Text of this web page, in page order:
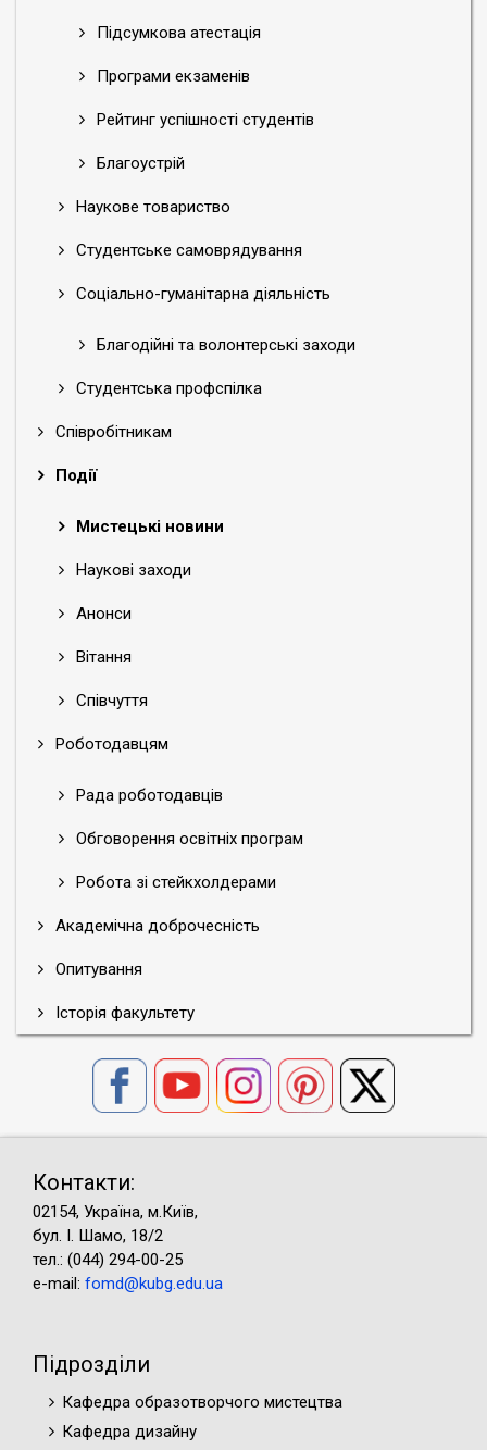
Підсумкова атестація
Програми екзаменів
Рейтинг успішності студентів
Благоустрій
Наукове товариство
Студентське самоврядування
Соціально-гуманітарна діяльність
Благодійні та волонтерські заходи
Студентська профспілка
Співробітникам
Події
Мистецькі новини
Наукові заходи
Анонси
Вітання
Співчуття
Роботодавцям
Рада роботодавців
Обговорення освітніх програм
Робота зі стейкхолдерами
Академічна доброчесність
Опитування
Історія факультету
Контакти:
02154, Україна, м.Київ,
бул. І. Шамо, 18/2
тел.: (044) 294-00-25
e-mail: fomd@kubg.edu.ua
Підрозділи
Кафедра образотворчого мистецтва
Кафедра дизайну